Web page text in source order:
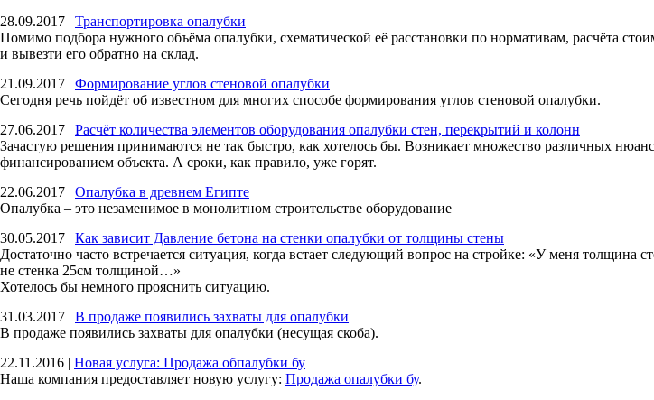
28.09.2017 | Транспортировка опалубки
Помимо подбора нужного объёма опалубки, схематической её расстановки по нормативам, расчёта
и вывезти его обратно на склад.
21.09.2017 | Формирование углов стеновой опалубки
Сегодня речь пойдёт об известном для многих способе формирования углов стеновой опалубки.
27.06.2017 | Расчёт количества элементов оборудования опалубки стен, перекрытий и колонн
Зачастую решения принимаются не так быстро, как хотелось бы. Возникает множество различных
финансированием объекта. А сроки, как правило, уже горят.
22.06.2017 | Опалубка в древнем Египте
Опалубка – это незаменимое в монолитном строительстве оборудование
30.05.2017 | Как зависит Давление бетона на стенки опалубки от толщины стены
Достаточно часто встречается ситуация, когда встает следующий вопрос на стройке: «У меня толщина
не стенка 25см толщиной…»
Хотелось бы немного прояснить ситуацию.
31.03.2017 | В продаже появились захваты для опалубки
В продаже появились захваты для опалубки (несущая скоба).
22.11.2016 | Новая услуга: Продажа обпалубки бу
Наша компания предоставляет новую услугу: Продажа опалубки бу.